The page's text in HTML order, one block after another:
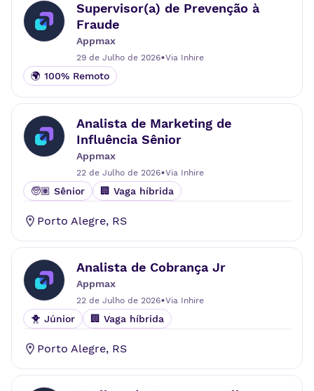
Supervisor(a) de Prevenção à
Fraude
Appmax
29 de Julho de 2026•Via Inhire
🌍 100% Remoto
Analista de Marketing de
Influência Sênior
Appmax
22 de Julho de 2026•Via Inhire
🧓🏽 Sênior 🏢 Vaga híbrida
Porto Alegre, RS
Analista de Cobrança Jr
Appmax
22 de Julho de 2026•Via Inhire
🐥 Júnior 🏢 Vaga híbrida
Porto Alegre, RS